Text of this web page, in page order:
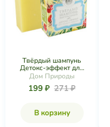
Твёрдый шампунь
Детокс-эффект дл...
Дом Природы
199 ₽ 271 ₽
В корзину